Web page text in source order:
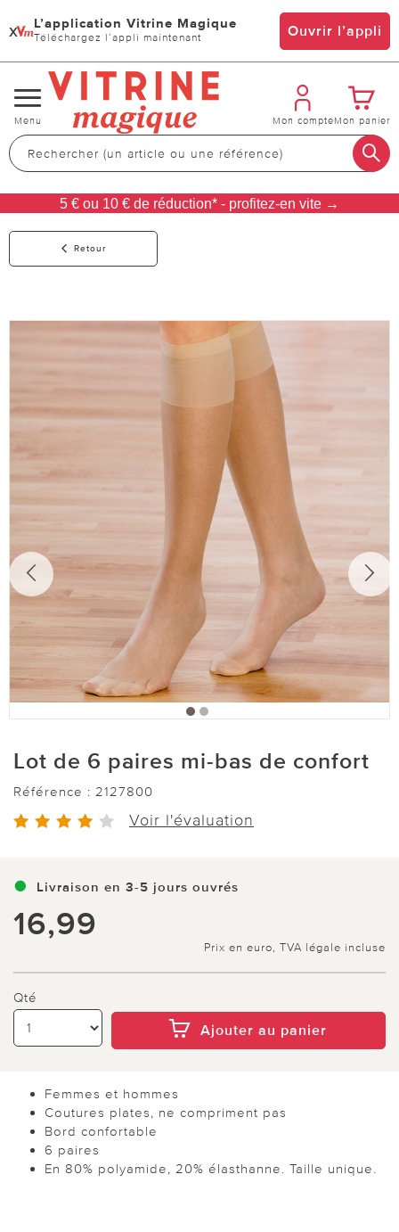
x L’application Vitrine Magique
Téléchargez l’appli maintenant Ouvrir l’appli
Changer
de
navigation
Menu Mon compteMon panier
5 € ou 10 € de réduction* - profitez-en vite →
Retour
Lot de 6 paires mi-bas de confort
Référence : 2127800
Voir l'évaluation
Livraison en 3-5 jours ouvrés
16,99
Prix en euro, TVA légale incluse
Qté
Ajouter au panier
Femmes et hommes
Coutures plates, ne compriment pas
Bord confortable
6 paires
En 80% polyamide, 20% élasthanne. Taille unique.